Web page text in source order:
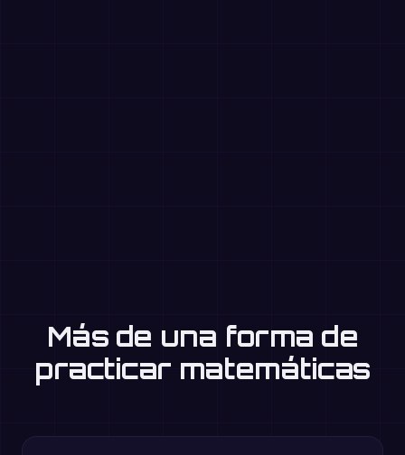
Más de una forma de
practicar matemáticas